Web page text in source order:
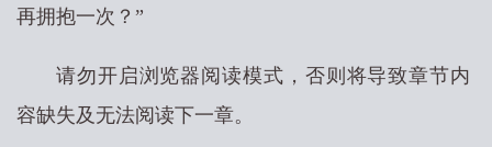
再拥抱一次？”
请勿开启浏览器阅读模式，否则将导致章节内
容缺失及无法阅读下一章。